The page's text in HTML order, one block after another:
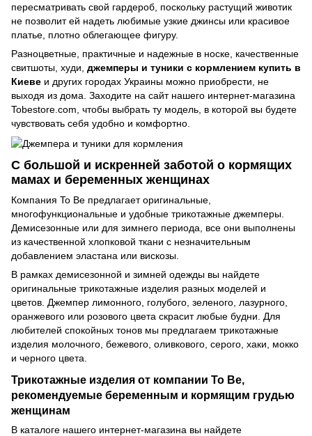
пересматривать свой гардероб, поскольку растущий животик
не позволит ей надеть любимые узкие джинсы или красивое
платье, плотно облегающее фигуру.
Разноцветные, практичные и надежные в носке, качественные
свитшоты, худи, джемперы и туники с кормлением купить в
Киеве и других городах Украины можно приобрести, не
выходя из дома. Заходите на сайт нашего интернет-магазина
Tobestore.com, чтобы выбрать ту модель, в которой вы будете
чувствовать себя удобно и комфортно.
С большой и искренней заботой о кормящих
мамах и беременных женщинах
Компания To Be предлагает оригинальные,
многофункциональные и удобные трикотажные джемперы.
Демисезонные или для зимнего периода, все они выполнены
из качественной хлопковой ткани с незначительным
добавлением эластана или вискозы.
В рамках демисезонной и зимней одежды вы найдете
оригинальные трикотажные изделия разных моделей и
цветов. Джемпер лимонного, голубого, зеленого, лазурного,
оранжевого или розового цвета скрасит любые будни. Для
любителей спокойных тонов мы предлагаем трикотажные
изделия молочного, бежевого, оливкового, серого, хаки, мокко
и черного цвета.
Трикотажные изделия от компании To Be,
рекомендуемые беременным и кормящим грудью
женщинам
В каталоге нашего интернет-магазина вы найдете